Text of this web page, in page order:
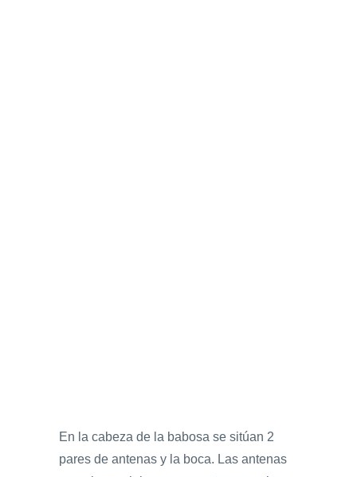
En la cabeza de la babosa se sitúan 2
pares de antenas y la boca. Las antenas